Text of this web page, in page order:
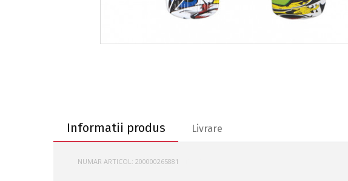
Informatii produs
Livrare
NUMAR ARTICOL: 200000265881